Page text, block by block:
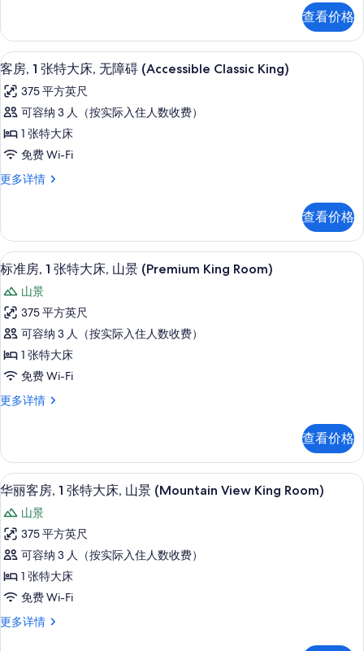
障
碍,
山
景
(Accessible
Mountain
View
King)
有
照
片
特
大
床,
障
碍,
景
(Accessible
View
信
息
查看价格
显
示
客
房,
1
张
特
床,
无
障
碍
(Accessible
Classic
King)
的
有
片
办公桌、熨斗/熨衣板、免费 WiFi、特
3
客房, 1 张特大床, 无障碍 (Accessible Classic King)
375 平方英尺
可容纳 3 人（按实际入住人数收费）
1 张特大床
免费 Wi-Fi
更多详情
客
特
大
床,
障
碍
(Accessible
Classic
King)
更
多
信
查看价格
显
示
标
准
房,
1
张
特
床,
山
景
(Premium
King
Room)
的
所
照
6
标准房, 1 张特大床, 山景 (Premium King Room)
山景
375 平方英尺
可容纳 3 人（按实际入住人数收费）
1 张特大床
免费 Wi-Fi
更多详情
标
张
特
大
山
景
(Premium
King
Room)
更
多
信
查看价格
显
示
华
丽
客
房,
张
办公桌、熨斗/熨衣板、免费 WiFi、特
4
华丽客房, 1 张特大床, 山景 (Mountain View King Room)
山景
375 平方英尺
可容纳 3 人（按实际入住人数收费）
1 张特大床
免费 Wi-Fi
更多详情
华